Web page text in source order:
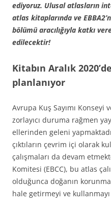
ediyoruz. Ulusal atlasların
atlas kitaplarında ve
bölümü aracılığıyla katkı
edilecektir!
Kitabın Aralık
planlanıyor
Avrupa Kuş Sayımı Konseyi
zorlayıcı duruma rağmen
ellerinden geleni
çıktıların çevrim içi olarak
çalışmaları da devam
Komitesi (EBCC), bu atlas
olduğunca doğanın
hale getirmeyi ve